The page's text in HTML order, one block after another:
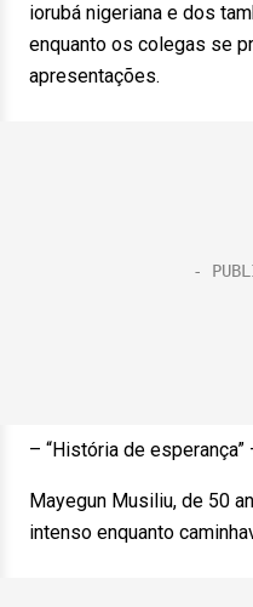
iorubá nigeriana e dos
enquanto os colegas se
apresentações.
– “História de esperança”
Mayegun Musiliu, de 50
intenso enquanto